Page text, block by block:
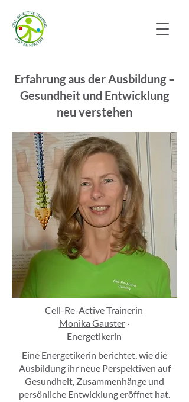
Erfahrung aus der Ausbildung –
Gesundheit und Entwicklung
neu verstehen
Cell-Re-Active Trainerin
Monika Gauster·
Energetikerin
Eine Energetikerin berichtet, wie die
Ausbildung ihr neue Perspektiven auf
Gesundheit, Zusammenhänge und
persönliche Entwicklung eröffnet hat.